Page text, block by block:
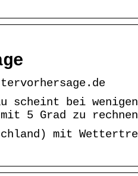
scheint bei wenigen
5 Grad zu
mit